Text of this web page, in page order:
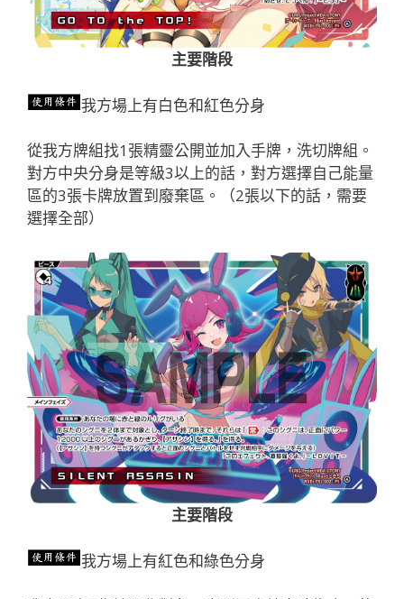
主要階段
我方場上有白色和紅色分身
從我方牌組找1張精靈公開並加入手牌，洗切牌組。
對方中央分身是等級3以上的話，對方選擇自己能量
區的3張卡牌放置到廢棄區。（2張以下的話，需要
選擇全部）
主要階段
我方場上有紅色和綠色分身